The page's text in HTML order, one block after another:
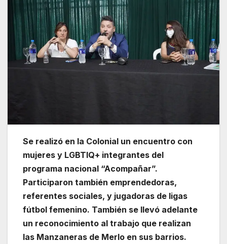
Se realizó en la Colonial un encuentro con
mujeres y LGBTIQ+ integrantes del
programa nacional “Acompañar”.
Participaron también emprendedoras,
referentes sociales, y jugadoras de ligas
fútbol femenino. También se llevó adelante
un reconocimiento al trabajo que realizan
las Manzaneras de Merlo en sus barrios.